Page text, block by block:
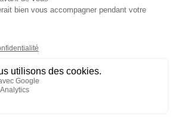
Mentions légales-CGV-Politique de
des cookies